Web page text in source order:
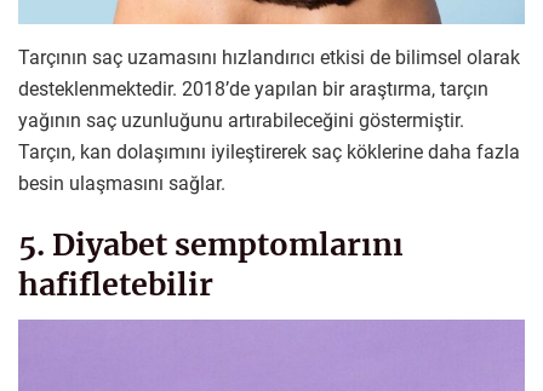
Tarçının saç uzamasını hızlandırıcı etkisi de bilimsel olarak
desteklenmektedir. 2018’de yapılan bir araştırma, tarçın
yağının saç uzunluğunu artırabileceğini göstermiştir.
Tarçın, kan dolaşımını iyileştirerek saç köklerine daha fazla
besin ulaşmasını sağlar.
5. Diyabet semptomlarını
hafifletebilir